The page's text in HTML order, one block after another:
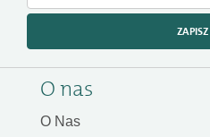
ZAPISZ
O nas
O Nas